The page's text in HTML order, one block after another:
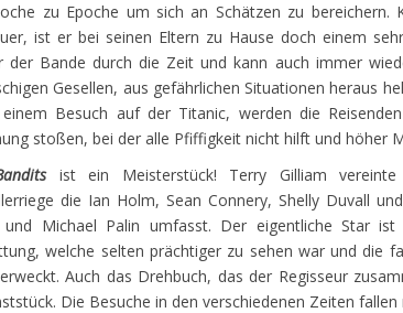
zu Epoche um sich an Schätzen zu
ist er bei seinen Eltern zu Hause doch einem
der Bande durch die Zeit und kann auch immer
Gesellen, aus gefährlichen Situationen heraus
Besuch auf der Titanic, werden die
stoßen, bei der alle Pfiffigkeit nicht hilft und höher
ist ein Meisterstück! Terry Gilliam
die Ian Holm, Sean Connery, Shelly Duvall
und Michael Palin umfasst. Der eigentliche Star
welche selten prächtiger zu sehen war und die
Auch das Drehbuch, das der Regisseur
Die Besuche in den verschiedenen Zeiten